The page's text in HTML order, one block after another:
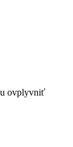
ovplyvniť